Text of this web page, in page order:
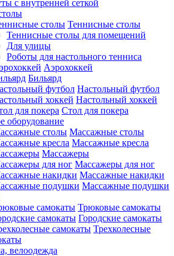
с внутренней сеткой
Теннисные столы
Теннисные столы для помещений
Для улицы
Роботы для настольного тенниса
Аэрохоккей
Бильярд
Настольный футбол
Настольный хоккей
Стол для покера
оборудование
Массажные столы
Массажные кресла
Массажеры
Массажеры для ног
Массажные накидки
Массажные подушки
Трюковые самокаты
Городские самокаты
Трехколесные
велоодежда